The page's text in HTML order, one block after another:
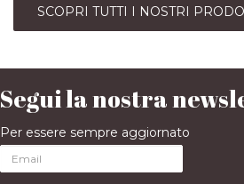
SCOPRI TUTTI I NOSTRI
Segui la nostra
Per essere sempre aggiornato